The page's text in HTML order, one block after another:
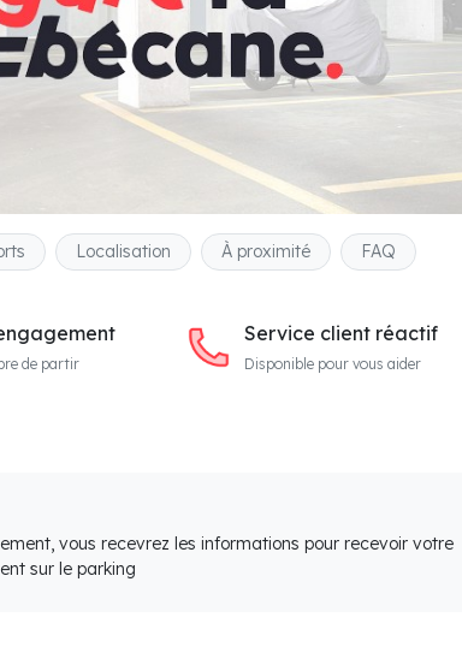
Localisation À proximité FAQ
de partir
Service client réactif
Disponible pour vous aider
vous recevrez les informations pour recevoir votre
sur le parking